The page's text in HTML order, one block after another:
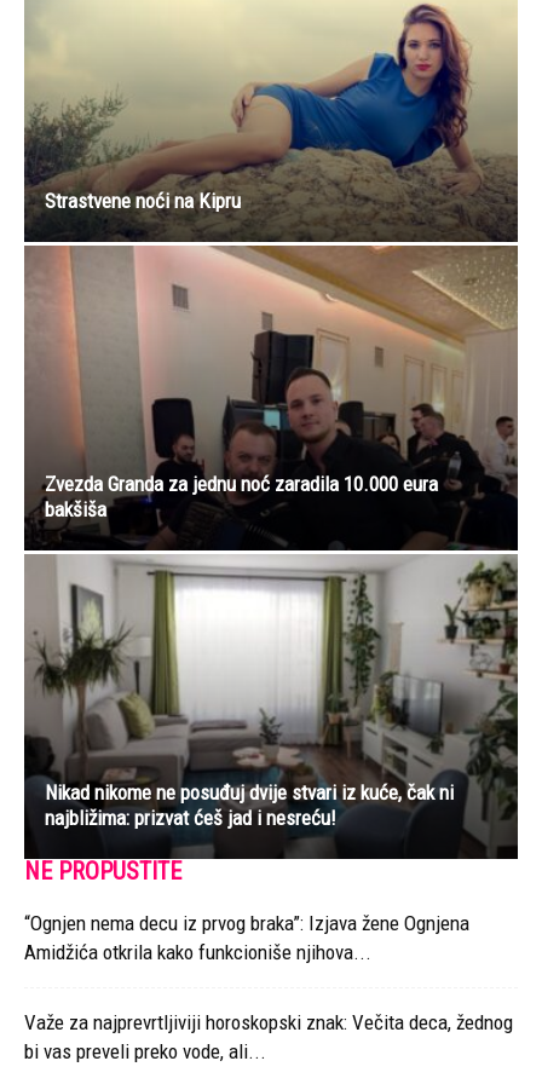
Strastvene noći na Kipru
Zvezda Granda za jednu noć zaradila 10.000 eura
bakšiša
Nikad nikome ne posuđuj dvije stvari iz kuće, čak ni
najbližima: prizvat ćeš jad i nesreću!
NE PROPUSTITE
“Ognjen nema decu iz prvog braka”: Izjava žene Ognjena
Amidžića otkrila kako funkcioniše njihova...
Važe za najprevrtljiviji horoskopski znak: Večita deca, žednog
bi vas preveli preko vode, ali...